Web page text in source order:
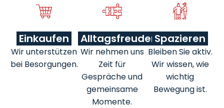
Einkaufen
Wir unterstützen
bei Besorgungen.
Alltagsfreuden
Wir nehmen uns
Zeit für
Gespräche und
gemeinsame
Momente.
Spazieren
Bleiben Sie aktiv.
Wir wissen, wie
wichtig
Bewegung ist.